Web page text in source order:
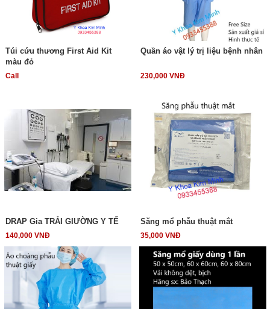
Túi cứu thương First Aid Kit
màu đỏ
Call
Quần áo vật lý trị liệu bệnh nhân
230,000 VNĐ
DRAP Gia TRẢI GIƯỜNG Y TẾ
140,000 VNĐ
Săng mổ phẫu thuật mắt
35,000 VNĐ